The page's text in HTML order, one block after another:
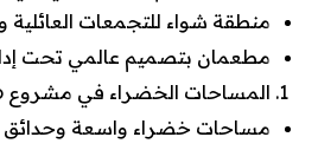
منطقة شواء للتجمعات العائلية
مطعمان بتصميم عالمي تحت
المساحات الخضراء في مشروع J East New Cairo:
مساحات خضراء واسعة